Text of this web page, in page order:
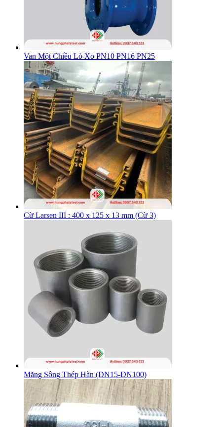
Van Một Chiều Lò Xo PN10 PN16 PN25
Cừ Larsen III : 400 x 125 x 13 mm (Cừ 3)
Măng Sông Thép Hàn (DN15-DN100)